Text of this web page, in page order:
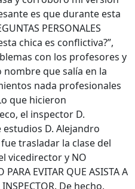
es que durante esta
PERSONALES
chica es conflictiva?”,
con los profesores y
nombre que salía en la
nada profesionales
que hicieron
el inspector D.
estudios D. Alejandro
trasladar la clase del
vicedirector y NO
EVITAR QUE ASISTA A
INSPECTOR. De hecho,